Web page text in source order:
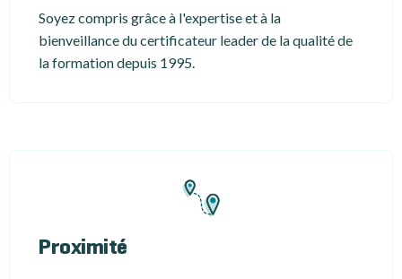
Soyez compris grâce à l'expertise et à la
bienveillance du certificateur leader de la qualité de
la formation depuis 1995.
Proximité